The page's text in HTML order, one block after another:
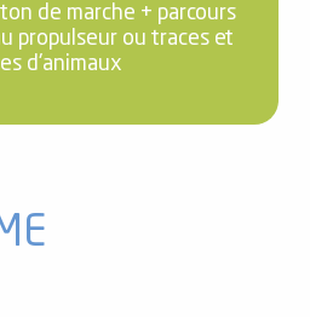
de marche + parcours
propulseur ou traces et
d'animaux